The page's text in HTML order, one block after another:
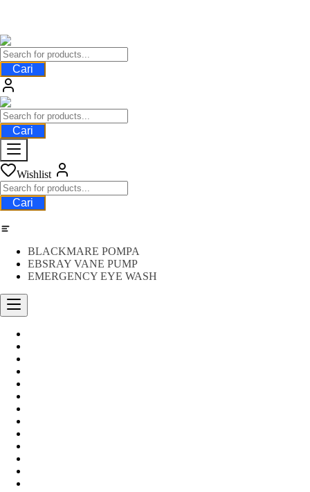
Cari
Cari
Wishlist
Cari
BLACKMARE POMPA
EBSRAY VANE PUMP
EMERGENCY EYE WASH